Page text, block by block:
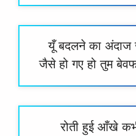
यूँ बदलने का अंदाज
जैसे हो गए हो तुम
रोती हुई आँखे